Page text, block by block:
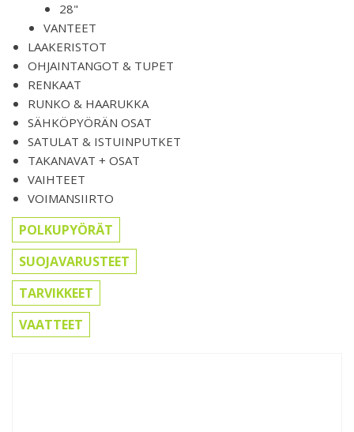
28"
VANTEET
LAAKERISTOT
OHJAINTANGOT & TUPET
RENKAAT
RUNKO & HAARUKKA
SÄHKÖPYÖRÄN OSAT
SATULAT & ISTUINPUTKET
TAKANAVAT + OSAT
VAIHTEET
VOIMANSIIRTO
POLKUPYÖRÄT
SUOJAVARUSTEET
TARVIKKEET
VAATTEET